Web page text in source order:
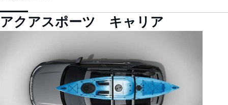
アクアスポーツ キャリア